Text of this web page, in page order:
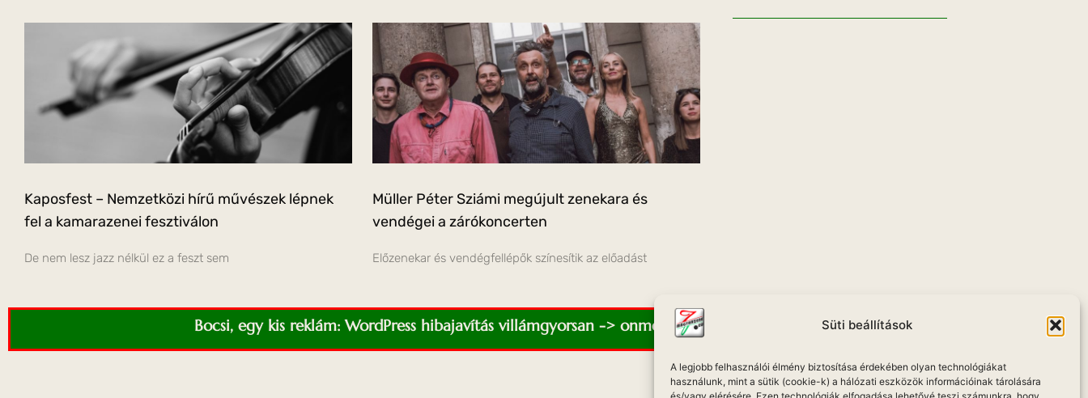
Süti beállítások
A legjobb felhasználói élmény biztosítása érdekében olyan technológiákat
használunk, mint a sütik (cookie-k) a hálózati eszközök információinak tárolására
Kaposfest – Nemzetközi hírű művészek lépnek
fel a kamarazenei fesztiválon
De nem lesz jazz nélkül ez a feszt sem
Müller Péter Sziámi megújult zenekara és
vendégei a zárókoncerten
Előzenekar és vendégfellépők színesítik az előadást
Bocsi, egy kis reklám: WordPress hibajavítás villámgyorsan -> onmediaweb.eu